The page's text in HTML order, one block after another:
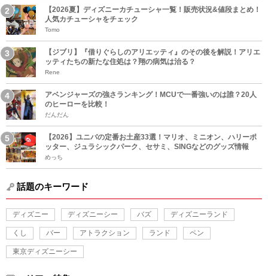
【2026夏】ディズニーカチューシャ一覧！販売状況&値段まとめ！
人気カチューシャをチェック
Tomo
【ジブリ】『借りぐらしのアリエッティ』のその後を解説！アリエ
ッティたちの新たな住処は？翔の病気は治る？
Rene
アベンジャーズの強さランキング！MCUで一番強いのは誰？20人
のヒーローを比較！
だんだん
【2026】ユニバの定番お土産33選！マリオ、ミニオン、ハリーポ
ッター、ジュラシックパーク、セサミ、SINGなどのグッズ情報
めっち
話題のキーワード
ディズニー ディズニーシー バズ ディズニーランド
くし バー アトラクション ランド ペン
東京ディズニーシー